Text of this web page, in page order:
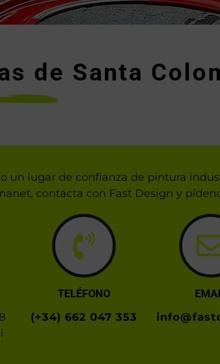
de Santa
un lugar de confianza de pintura
contacta con Fast Design y
TELÉFONO
(+34) 662 047 353